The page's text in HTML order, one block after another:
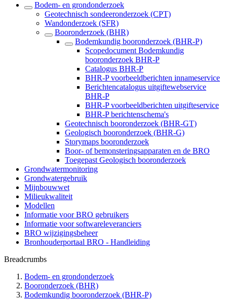
Bodem- en grondonderzoek
Geotechnisch sondeeronderzoek (CPT)
Wandonderzoek (SFR)
Booronderzoek (BHR)
Bodemkundig booronderzoek (BHR-P)
Scopedocument Bodemkundig
booronderzoek BHR-P
Catalogus BHR-P
BHR-P voorbeeldberichten innameservice
Berichtencatalogus uitgiftewebservice
BHR-P
BHR-P voorbeeldberichten uitgifteservice
BHR-P berichtenschema's
Geotechnisch booronderzoek (BHR-GT)
Geologisch booronderzoek (BHR-G)
Storymaps booronderzoek
Boor- of bemonsteringsapparaten en de BRO
Toegepast Geologisch booronderzoek
Grondwatermonitoring
Grondwatergebruik
Mijnbouwwet
Milieukwaliteit
Modellen
Informatie voor BRO gebruikers
Informatie voor softwareleveranciers
BRO wijzigingsbeheer
Bronhouderportaal BRO - Handleiding
Breadcrumbs
Bodem- en grondonderzoek
Booronderzoek (BHR)
Bodemkundig booronderzoek (BHR-P)